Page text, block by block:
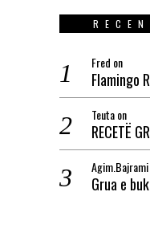
Fred on
Flamingo
Teutaon
RECETË
Agim.Bajrami
Grua e